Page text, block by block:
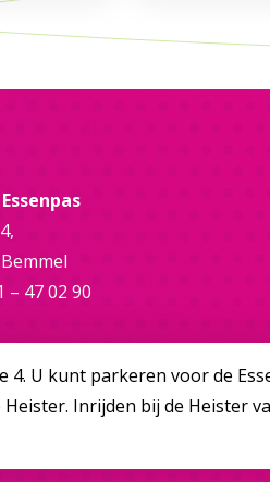
– 47 02 90
4. U kunt parkeren voor de
Inrijden bij de Heister